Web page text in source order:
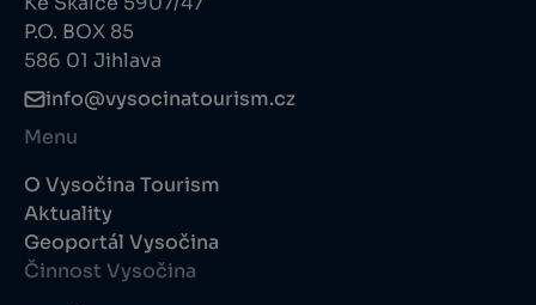
P.O. BOX 85
586 01 Jihlava
info@vysocinatourism.cz
Menu
O Vysočina Tourism
Aktuality
Geoportál Vysočina
Činnost Vysočina